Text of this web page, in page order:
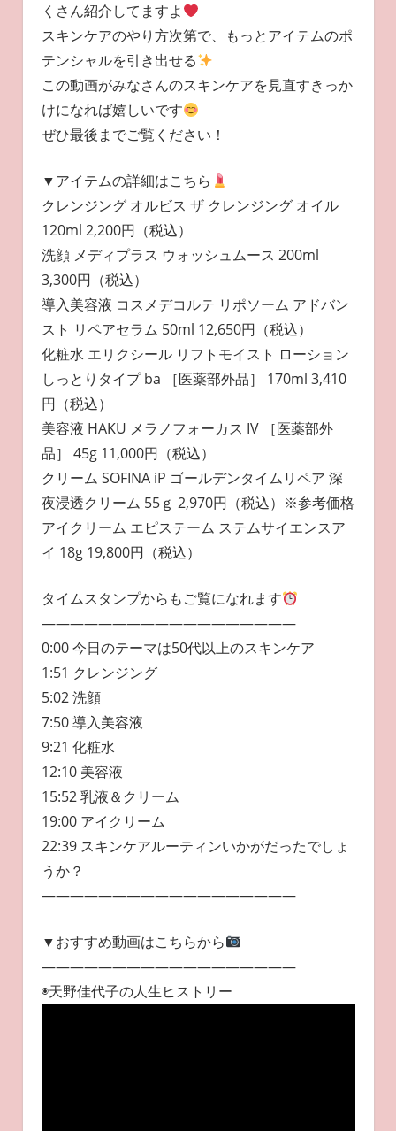
くさん紹介してますよ
スキンケアのやり方次第で、もっとアイテムのポ
テンシャルを引き出せる
この動画がみなさんのスキンケアを見直すきっか
けになれば嬉しいです
ぜひ最後までご覧ください！
▼アイテムの詳細はこちら
クレンジング オルビス ザ クレンジング オイル
120ml 2,200円（税込）
洗顔 メディプラス ウォッシュムース 200ml
3,300円（税込）
導入美容液 コスメデコルテ リポソーム アドバン
スト リペアセラム 50ml 12,650円（税込）
化粧水 エリクシール リフトモイスト ローション
しっとりタイプ ba ［医薬部外品］ 170ml 3,410
円（税込）
美容液 HAKU メラノフォーカス IV ［医薬部外
品］ 45g 11,000円（税込）
クリーム SOFINA iP ゴールデンタイムリペア 深
夜浸透クリーム 55ｇ 2,970円（税込）※参考価格
アイクリーム エピステーム ステムサイエンスア
イ 18g 19,800円（税込）
タイムスタンプからもご覧になれます
——————————————————
0:00 今日のテーマは50代以上のスキンケア
1:51 クレンジング
5:02 洗顔
7:50 導入美容液
9:21 化粧水
12:10 美容液
15:52 乳液＆クリーム
19:00 アイクリーム
22:39 スキンケアルーティンいかがだったでしょ
うか？
——————————————————
▼おすすめ動画はこちらから
——————————————————
◉天野佳代子の人生ヒストリー